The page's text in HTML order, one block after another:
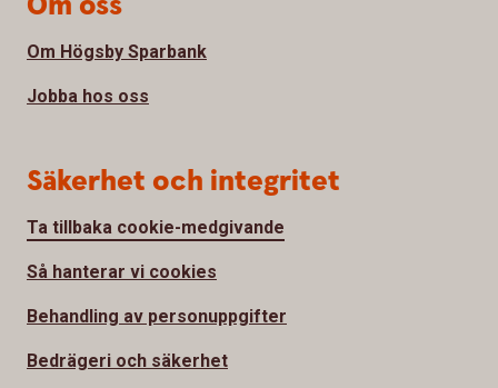
Om Högsby Sparbank
Jobba hos oss
Säkerhet och integritet
Ta tillbaka cookie-medgivande
Så hanterar vi cookies
Behandling av personuppgifter
Bedrägeri och säkerhet